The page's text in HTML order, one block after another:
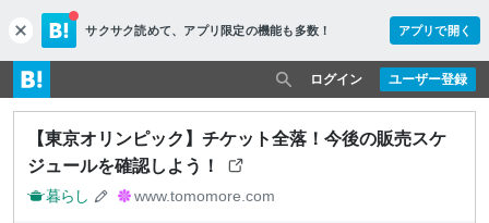
c
l
o
s
e
サクサク読めて、 アプリ限定の機能も多数！ アプリで開く
ユーザー登録
ログイン
【東京オリンピック】チケット全落！今後の販売スケ
ジュールを確認しよう！
暮らし www.tomomore.com